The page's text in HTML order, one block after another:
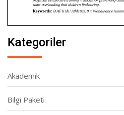
Kategoriler
Akademik
Bilgi Paketi